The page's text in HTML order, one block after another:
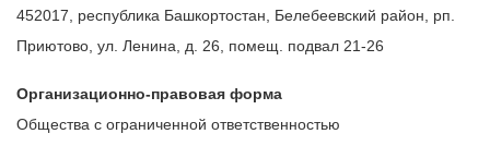
452017, республика Башкортостан, Белебеевский район, рп.
Приютово, ул. Ленина, д. 26, помещ. подвал 21-26
Организационно-правовая форма
Общества с ограниченной ответственностью